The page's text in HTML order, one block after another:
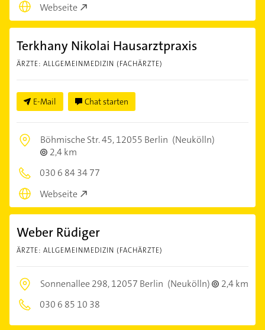
Webseite
Terkhany Nikolai Hausarztpraxis
ÄRZTE: ALLGEMEINMEDIZIN (FACHÄRZTE)
E-Mail Chat starten
Böhmische Str. 45,12055 Berlin (Neukölln)
2,4 km
030 6 84 34 77
Webseite
Weber Rüdiger
ÄRZTE: ALLGEMEINMEDIZIN (FACHÄRZTE)
Sonnenallee 298,12057 Berlin (Neukölln)
2,4 km
030 6 85 10 38